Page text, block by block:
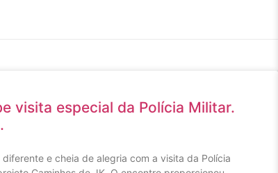
visita especial da Polícia Militar.
e cheia de alegria com a visita da Polícia